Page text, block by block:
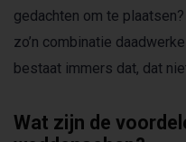
gedachten om te
zo’n combinatie
bestaat immers dat, dat
Wat zijn de